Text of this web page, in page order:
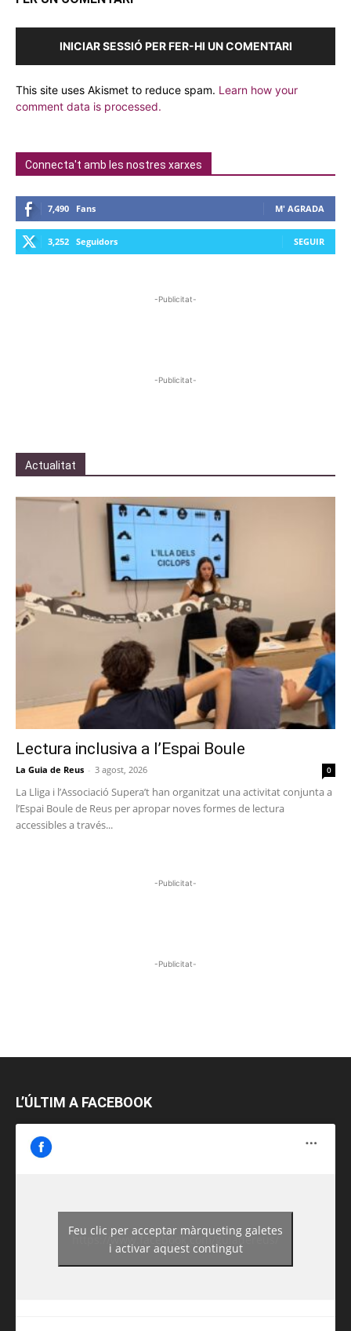
INICIAR SESSIÓ PER FER-HI UN COMENTARI
This site uses Akismet to reduce spam. Learn how your
comment data is processed.
Connecta't amb les nostres xarxes
7,490 Fans M' AGRADA
3,252 Seguidors SEGUIR
-Publicitat-
-Publicitat-
Actualitat
Lectura inclusiva a l’Espai Boule
La Guia de Reus - 3 agost, 2026 0
La Lliga i l’Associació Supera’t han organitzat una activitat conjunta a
l’Espai Boule de Reus per apropar noves formes de lectura
accessibles a través...
-Publicitat-
-Publicitat-
L’ÚLTIM A FACEBOOK
https://www.facebook.com/guiadereus/
Feu clic per acceptar màrqueting galetes
i activar aquest contingut